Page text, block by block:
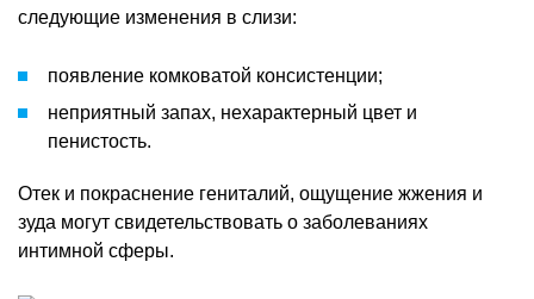
следующие изменения в слизи:
появление комковатой консистенции;
неприятный запах, нехарактерный цвет и
пенистость.
Отек и покраснение гениталий, ощущение жжения и
зуда могут свидетельствовать о заболеваниях
интимной сферы.